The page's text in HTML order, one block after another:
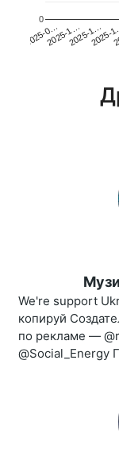
2025-0…2025-1…2025-1…
0
We're support
копируй
по рекламе —
@Social_Energy